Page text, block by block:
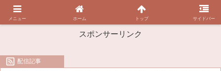
スポンサーリンク
配信記事
メニュー ホーム トップ サイドバー